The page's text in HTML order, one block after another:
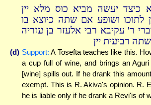
כיצד יעשה מביא כוס מלא יין
לתוכו ושופע אם שתה כיוצא בו
ר' עקיבא רבי אלעזר בן עזריה
רביעית יין
(d) Support: A Tosefta teaches like this.
a cup full of wine, and brings an
[wine] spills out. If he drank this
exempt. This is R. Akiva's opinion. R.
he is liable only if he drank a Revi'is of